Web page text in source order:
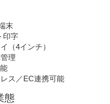
末
印字
（4インチ）
理
ス／EC連携可能
態